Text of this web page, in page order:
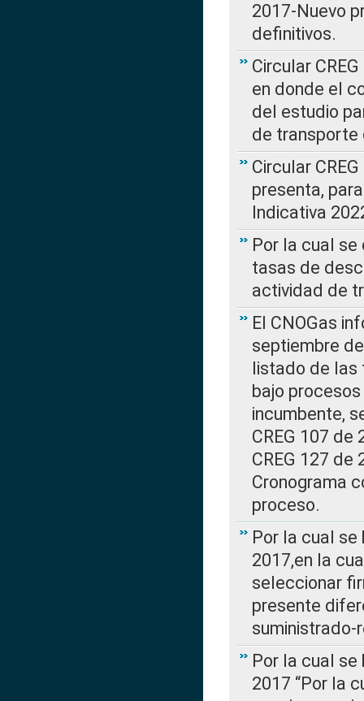
2017-Nuevo
definitivos.
Circular
en donde el
del estudio
de transporte
Circular
presenta,
Indicativa
Por la cual
tasas de
actividad de
El CNOGas
septiembre
listado de las
bajo
incumbente,
CREG 107
CREG 127 de
Cronograma
proceso.
Por la cual se
2017,en la
seleccionar
presente
Por la cual se
2017 “Por la